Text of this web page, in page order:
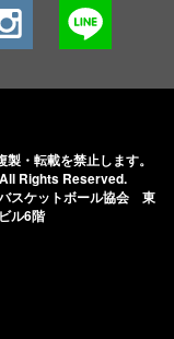
製・転載を禁止します。
Rights Reserved.
スケットボール協会 東
ル6階